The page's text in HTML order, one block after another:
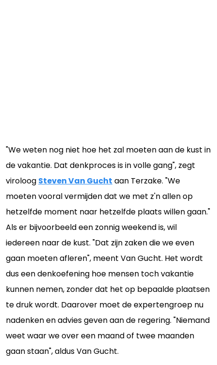
"We weten nog niet hoe het zal moeten aan de kust in
de vakantie. Dat denkproces is in volle gang", zegt
viroloog Steven Van Gucht aan Terzake. "We
moeten vooral vermijden dat we met z'n allen op
hetzelfde moment naar hetzelfde plaats willen gaan."
Als er bijvoorbeeld een zonnig weekend is, wil
iedereen naar de kust. "Dat zijn zaken die we even
gaan moeten afleren", meent Van Gucht. Het wordt
dus een denkoefening hoe mensen toch vakantie
kunnen nemen, zonder dat het op bepaalde plaatsen
te druk wordt. Daarover moet de expertengroep nu
nadenken en advies geven aan de regering. "Niemand
weet waar we over een maand of twee maanden
gaan staan", aldus Van Gucht.